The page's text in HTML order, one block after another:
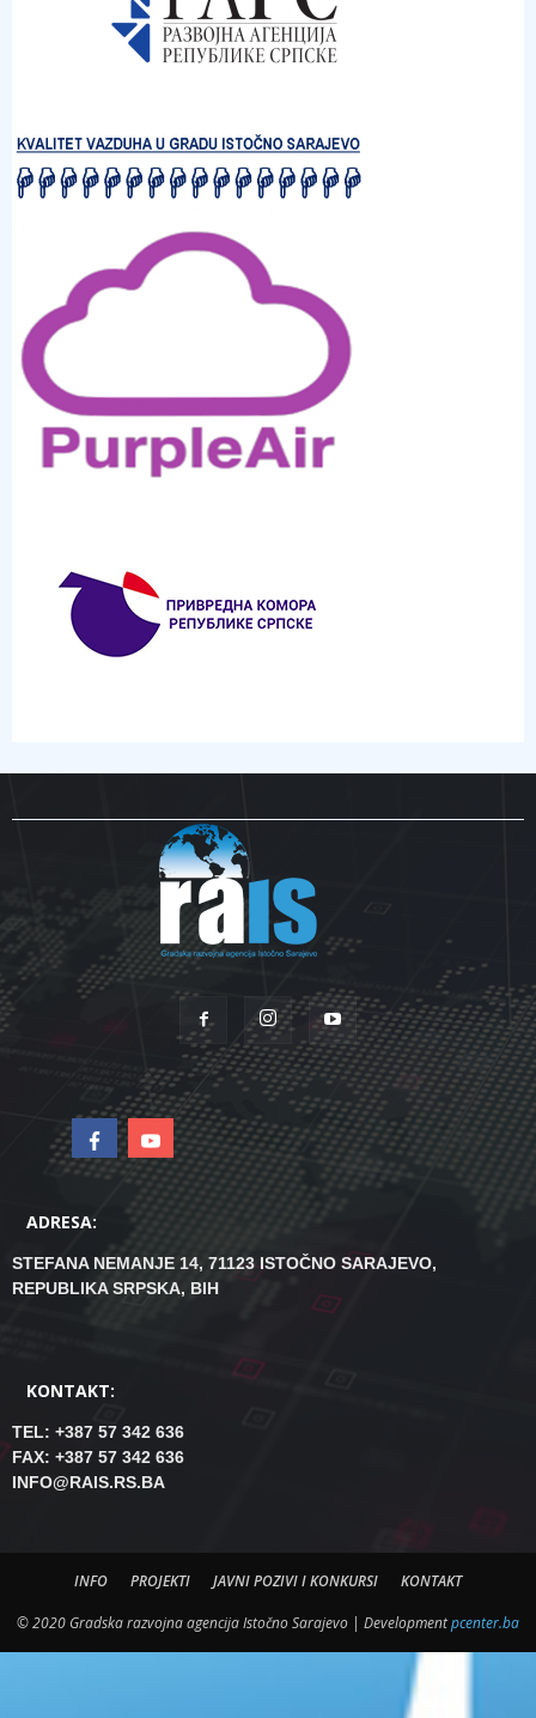
ADRESA:
STEFANA NEMANJE 14, 71123 ISTOČNO SARAJEVO,
REPUBLIKA SRPSKA, BIH
KONTAKT:
TEL: +387 57 342 636
FAX: +387 57 342 636
INFO@RAIS.RS.BA
INFO PROJEKTI JAVNI POZIVI I KONKURSI KONTAKT
© 2020 Gradska razvojna agencija Istočno Sarajevo | Developmentpcenter.ba